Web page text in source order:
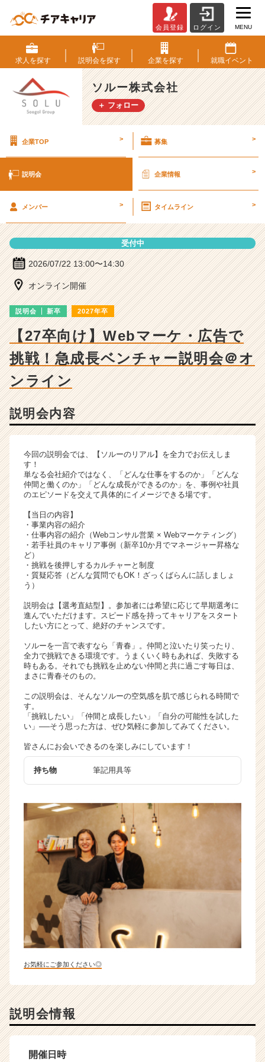
ル
ー
株
式
会
社
会
|
成
業
か
ら
ス
カ
ウ
サ
ト
チ
ャ
リ
（C
h
e
C
a
r
e
r）
会員登録 ログイン MENU
求人を探す 説明会を探す 企業を探す 就職イベント
ソルー株式会社
＋ フォロー
企業TOP > 募集 >
説明会 企業情報 >
メンバー > タイムライン >
受付中
2026/07/22 13:00〜14:30
オンライン開催
説明会 新卒 2027年卒
【27卒向け】Webマーケ・広告で
挑戦！急成長ベンチャー説明会＠オ
ンライン
説明会内容
今回の説明会では、【ソルーのリアル】を全力でお伝えしま
す！
単なる会社紹介ではなく、「どんな仕事をするのか」「どんな
仲間と働くのか」「どんな成長ができるのか」を、事例や社員
のエピソードを交えて具体的にイメージできる場です。
【当日の内容】
・事業内容の紹介
・仕事内容の紹介（Webコンサル営業 × Webマーケティング）
・若手社員のキャリア事例（新卒10か月でマネージャー昇格な
ど）
・挑戦を後押しするカルチャーと制度
・質疑応答（どんな質問でもOK！ざっくばらんに話しましょ
う）
説明会は【選考直結型】。参加者には希望に応じて早期選考に
進んでいただけます。スピード感を持ってキャリアをスタート
したい方にとって、絶好のチャンスです。
ソルーを一言で表すなら「青春」。仲間と泣いたり笑ったり、
全力で挑戦できる環境です。うまくいく時もあれば、失敗する
時もある。それでも挑戦を止めない仲間と共に過ごす毎日は、
まさに青春そのもの。
この説明会は、そんなソルーの空気感を肌で感じられる時間で
す。
「挑戦したい」「仲間と成長したい」「自分の可能性を試した
い」──そう思った方は、ぜひ気軽に参加してみてください。
皆さんにお会いできるのを楽しみにしています！
持ち物 筆記用具等
お気軽にご参加ください◎
説明会情報
開催日時